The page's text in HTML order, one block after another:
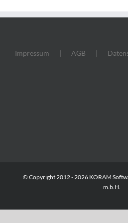
Impressum AGB
© Copyright 2012 -2026 KORAM
m.b.H.